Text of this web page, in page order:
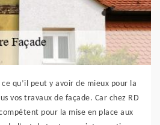
ce qu’il peut y avoir de mieux pour la
vos travaux de façade. Car chez RD
pour la mise en place aux